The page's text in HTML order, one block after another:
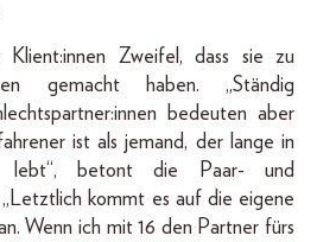
Klient:innen Zweifel, dass sie zu
gemacht haben. „Ständig
bedeuten aber
ist als jemand, der lange in
lebt“, betont die Paar- und
kommt es auf die eigene
Wenn ich mit 16 den Partner fürs